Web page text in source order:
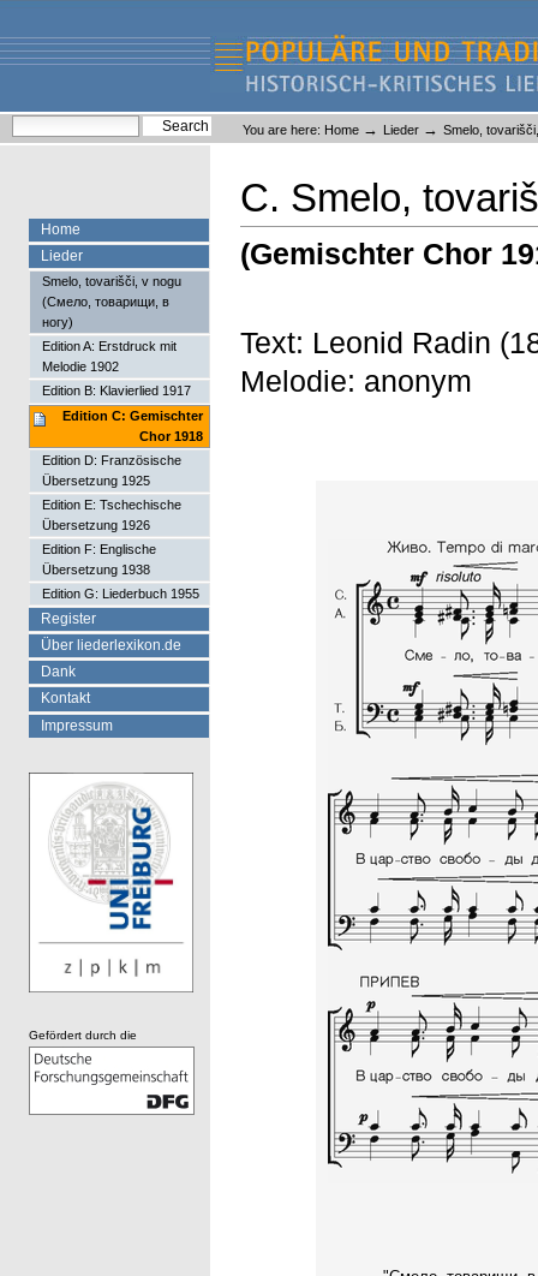
content.
navigation
Liederlexikon
Personal
tools
You are here: Home → Lieder → Smelo,
C. Smelo,
(Gemischter Chor
Text: Leonid Radin
Melodie: anonym
Home
Lieder
Smelo, tovarišči, v nogu
(Смело, товарищи, в
ногу)
Edition A: Erstdruck mit
Melodie 1902
Edition B: Klavierlied 1917
Edition C: Gemischter
Chor 1918
Edition D: Französische
Übersetzung 1925
Edition E: Tschechische
Übersetzung 1926
Edition F: Englische
Übersetzung 1938
Edition G: Liederbuch 1955
Register
Über liederlexikon.de
Dank
Kontakt
Impressum
Gefördert durch die